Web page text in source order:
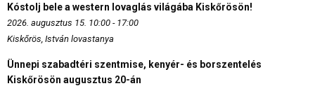
Kóstolj bele a western lovaglás világába Kiskőrösön!
2026. augusztus 15. 10:00 - 17:00
Kiskőrös, István lovastanya
Ünnepi szabadtéri szentmise, kenyér- és borszentelés
Kiskőrösön augusztus 20-án